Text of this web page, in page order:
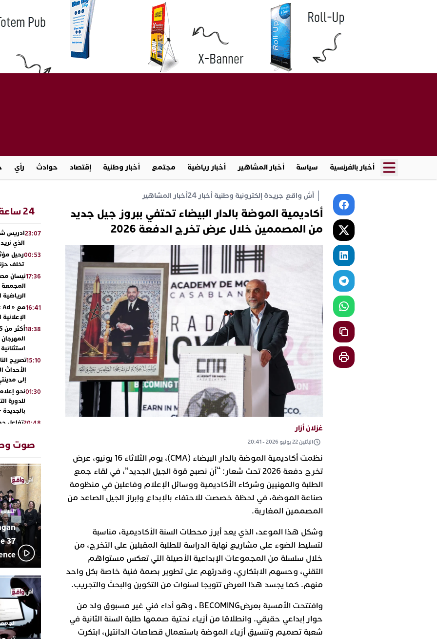
أخبار بالفرنسية سياسة أخبار المشاهير أخبار رياضية مجتمع أخبار وطنية إقتصاد حوادث رأي
آش واقع جريدة إلكترونية وطنية أخبار 24 أخبار المشاهير
أكاديمية الموضة بالدار البيضاء تحتفي ببروز جيل جديد
من المصممين خلال عرض تخرج الدفعة 2026
غزلان أزار
الإثنين 22 يونيو 2026 - 20:41
نظمت أكاديمية الموضة بالدار البيضاء (CMA)، يوم الثلاثاء 16 يونيو، عرض
تخرج دفعة 2026 تحت شعار: “أن نصبح قوة الجيل الجديد”، في لقاء جمع
الطلبة والمهنيين وشركاء الأكاديمية ووسائل الإعلام وفاعلين في منظومة
صناعة الموضة، في لحظة خصصت للاحتفاء بالإبداع وإبراز الجيل الصاعد من
المصممين المغاربة.
وشكل هذا الموعد، الذي يعد أبرز محطات السنة الأكاديمية، مناسبة
لتسليط الضوء على مشاريع نهاية الدراسة للطلبة المقبلين على التخرج، من
خلال سلسلة من المجموعات الإبداعية الأصيلة التي تعكس مستواهم
التقني، وحسهم الابتكاري، وقدرتهم على تطوير بصمة فنية خاصة بكل واحد
منهم. كما يجسد هذا العرض تتويجا لسنوات من التكوين والبحث والتجريب.
وافتتحت الأمسية بعرضBECOMING ، وهو أداء فني غير مسبوق ولد من
حوار إبداعي حقيقي. وانطلاقا من أزياء نحتية صممها طلبة السنة الثانية في
شعبة تصميم وتنسيق أزياء الموضة باستعمال قصاصات الدانتيل، ابتكرت
24 ساعة
23:07ادريس
الذي نريد
00:53رحيل
تخلف
17:36نيسان
المجمعة
16:41
18:38
استثنائية
15:10تصريح
الأحداث
إلى
01:30نحو
للدورة
20:48تفاعل
22:36 أبوظبي
العرش
بن زايد
13:30 دنيا
بأداء
19:11 يقظة
مثيرة
بالجديدة
17:27اتحاد
دورة
23:18ترسيخا
فعاليات
بمركز
صوت
الثلاثاء 10 مارس 2026 -
37
الجمعة 26 ديسمبر